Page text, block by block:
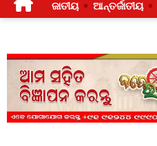
ଜାତୀୟ ଆନ୍ତର୍ଜାତୀୟ